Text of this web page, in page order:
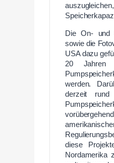
Die On- und
sowie die
USA dazu
20 Jahren
werden.
derzeit
diese
Nordamerika